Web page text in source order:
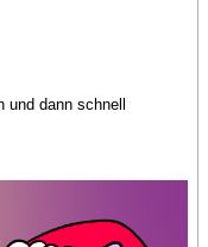
und dann schnell